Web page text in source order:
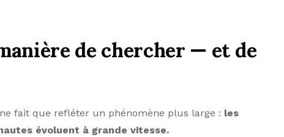
de chercher — et de
fait que refléter un phénomène plus large : les
évoluent à grande vitesse.